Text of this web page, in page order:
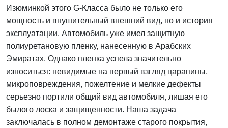
Изюминкой этого G-Класса было не только его
мощность и внушительный внешний вид, но и история
эксплуатации. Автомобиль уже имел защитную
полиуретановую пленку, нанесенную в Арабских
Эмиратах. Однако пленка успела значительно
износиться: невидимые на первый взгляд царапины,
микроповреждения, пожелтение и мелкие дефекты
серьезно портили общий вид автомобиля, лишая его
былого лоска и защищенности. Наша задача
заключалась в полном демонтаже старого покрытия,